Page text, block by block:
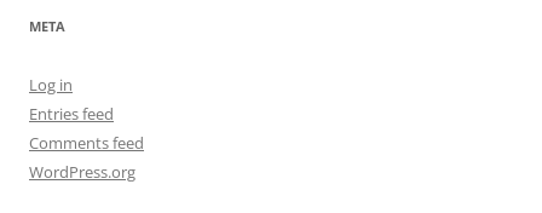
META
Log in
Entries feed
Comments feed
WordPress.org